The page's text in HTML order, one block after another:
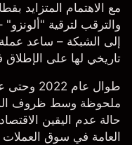
والترقب لترقية
تاريخي لها على الإطلاق في
ملحوظة وسط ظروف
حالة عدم اليقين
العامة في سوق